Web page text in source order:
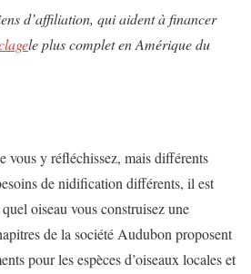
d’affiliation, qui aident à financer
le plus complet en Amérique du
vous y réfléchissez, mais différents
de nidification différents, il est
oiseau vous construisez une
de la société Audubon proposent
pour les espèces d’oiseaux locales et